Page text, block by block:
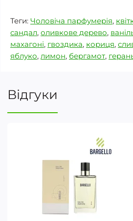
Теги: Чоловіча парфумерія,
сандал, оливкове дерево,
махагоні, гвоздика, кориця,
яблуко, лимон, бергамот,
Відгуки